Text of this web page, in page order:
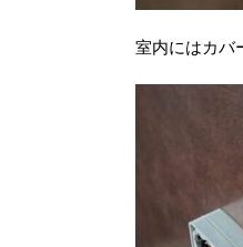
室内にはカバ